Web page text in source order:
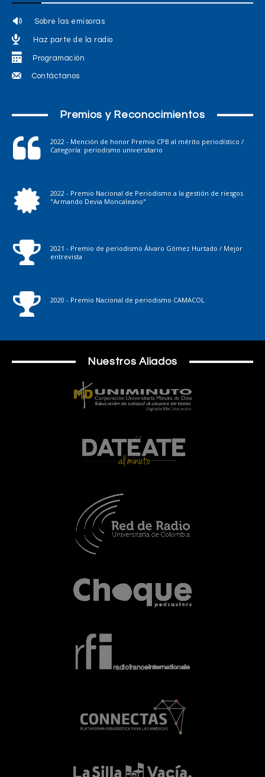
Sobre las emisoras
Haz parte de la radio
Programación
Contáctanos
Premios y Reconocimientos
2022 - Mención de honor Premio CPB al mérito periodístico /
Categoría: periodismo universitario
2022 - Premio Nacional de Periodismo a la gestión de riesgos
"Armando Devia Moncaleano"
2021 - Premio de periodismo Álvaro Gómez Hurtado / Mejor
entrevista
2020 - Premio Nacional de periodismo CAMACOL
Nuestros Aliados